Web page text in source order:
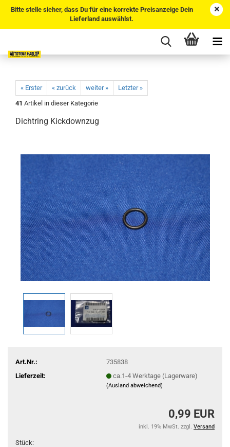
Bitte stelle sicher, dass Du für eine korrekte Preisanzeige Dein
Lieferland auswählst.
« Erster « zurück weiter »
Letzter »
41 Artikel in dieser Kategorie
Dichtring Kickdownzug
Art.Nr.:
735838
Lieferzeit:
ca.1-4 Werktage (Lagerware)
(Ausland abweichend)
0,99 EUR
inkl. 19% MwSt. zzgl. Versand
Stück: